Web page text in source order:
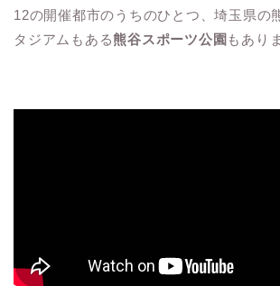
12の開催都市のうちのひとつ、埼玉県の
タジアムもある熊谷スポーツ公園 もあり